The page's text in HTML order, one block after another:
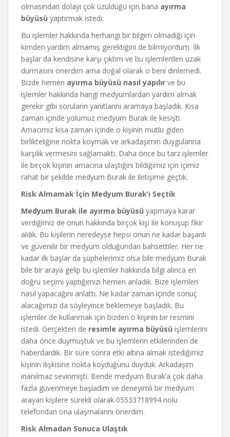
olmasından dolayı çok üzüldüğü için bana ayırma
büyüsü yaptırmak istedi.
Bu işlemler hakkında herhangi bir bilgim olmadığı için
kimden yardım almamış gerektiğini de bilmiyordum. İlk
başlar da kendisine karşı çıktım ve bu işlemlerden uzak
durmasını önerdim ama doğal olarak o beni dinlemedi.
Bizde hemen ayırma büyüsü nasıl yapılır ve bu
işlemler hakkında hangi medyumlardan yardım almak
gerekir gibi soruların yanıtlarını aramaya başladık. Kısa
zaman içinde yolumuz medyum Burak ile kesişti.
Amacımız kısa zaman içinde o kişinin mutlu giden
birlikteliğine nokta koymak ve arkadaşımın duygularına
karşılık vermesini sağlamaktı. Daha önce bu tarz işlemler
ile birçok kişinin amacına ulaştığını bildiğimiz için içimiz
rahat bir şekilde medyum Burak ile iletişime geçtik.
Risk Almamak İçin Medyum Burak’ı Seçtik
Medyum Burak ile ayırma büyüsü yapmaya karar
verdiğimiz de onun hakkında birçok kişi ile konuşup fikir
aldık. Bu kişilerin neredeyse hepsi onun ne kadar başarılı
ve güvenilir bir medyum olduğundan bahsettiler. Her ne
kadar ilk başlar da şüphelerimiz olsa bile medyum Burak
bile bir araya gelip bu işlemler hakkında bilgi alınca en
doğru seçimi yaptığımızı hemen anladık. Bize işlemleri
nasıl yapacağını anlattı. Ne kadar zaman içinde sonuç
alacağımızı da söyleyince beklemeye başladık. Bu
işlemler de kullanmak için bizden o kişinin bir resmini
istedi. Gerçekten de resimle ayırma büyüsü işlemlerini
daha önce duymuştuk ve bu işlemlerin etkilerinden de
haberdardık. Bir süre sonra etki altına almak istediğimiz
kişinin ilişkisine nokta koyduğunu duyduk. Arkadaşım
inanılmaz sevinmişti. Bende medyum Burak’a çok daha
fazla güvenmeye başladım ve deneyimli bir medyum
arayan kişilere sürekli olarak 05533718994 nolu
telefondan ona ulaşmalarını önerdim.
Risk Almadan Sonuca Ulaştık